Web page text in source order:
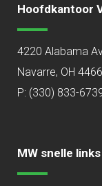
Hoofdkantoor
4220 Alabama
Navarre, OH
P: (330) 833-
MW snelle links